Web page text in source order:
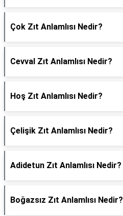
Çok Zıt Anlamlısı Nedir?
Cevval Zıt Anlamlısı Nedir?
Hoş Zıt Anlamlısı Nedir?
Çelişik Zıt Anlamlısı Nedir?
Adidetun Zıt Anlamlısı Nedir?
Boğazsız Zıt Anlamlısı Nedir?